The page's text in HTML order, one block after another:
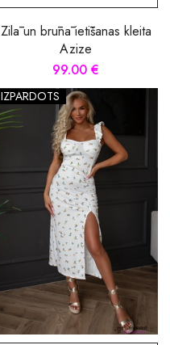
Zilā un brūnā ietīšanas kleita
Azize
99.00 €
IZPĀRDOTS